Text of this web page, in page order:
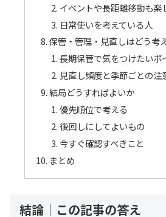
イベントや長距離移動も楽
日常使いを考えている人
保管・管理・見直しはどう考
長期保管で気をつけたいポ
見直し頻度と季節ごとの注
結局どうすればよいか
優先順位で考える
後回しにしてよいもの
今すぐ確認すべきこと
まとめ
結論｜この記事の答え